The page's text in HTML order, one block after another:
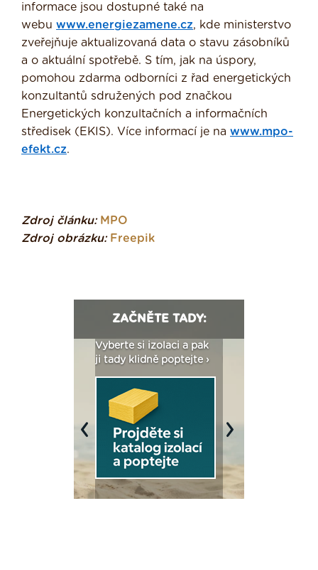
informace jsou dostupné také na
webu www.energiezamene.cz, kde ministerstvo
zveřejňuje aktualizovaná data o stavu zásobníků
a o aktuální spotřebě. S tím, jak na úspory,
pomohou zdarma odborníci z řad energetických
konzultantů sdružených pod značkou
Energetických konzultačních a informačních
středisek (EKIS). Více informací je na www.mpo-
efekt.cz.
Zdroj článku: MPO
Zdroj obrázku: Freepik
ZAČNĚTE TADY:
Vyberte si izolaci a pak
ji tady klidně poptejte ›
Previous Next